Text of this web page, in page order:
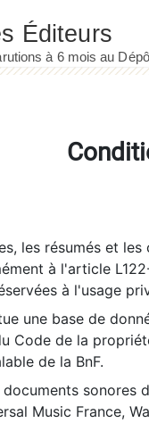
les résumés et
à l'article
à l'usage
une base de
Code de la
de la BnF.
sonores
Music France,